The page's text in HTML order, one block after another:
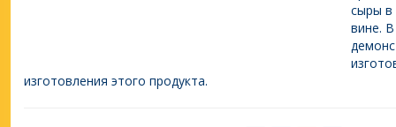
сыры в
вине.
изготовления этого продукта.